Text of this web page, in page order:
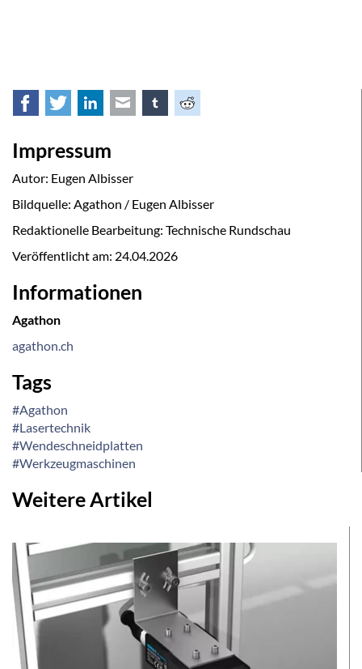
Facebook
TwitterLinkedInE-mail tumblrReddit
Impressum
Autor: Eugen Albisser
Bildquelle: Agathon / Eugen Albisser
Redaktionelle Bearbeitung: Technische Rundschau
Veröffentlicht am: 24.04.2026
Informationen
Agathon
agathon.ch
Tags
#Agathon
#Lasertechnik
#Wendeschneidplatten
#Werkzeugmaschinen
Weitere Artikel